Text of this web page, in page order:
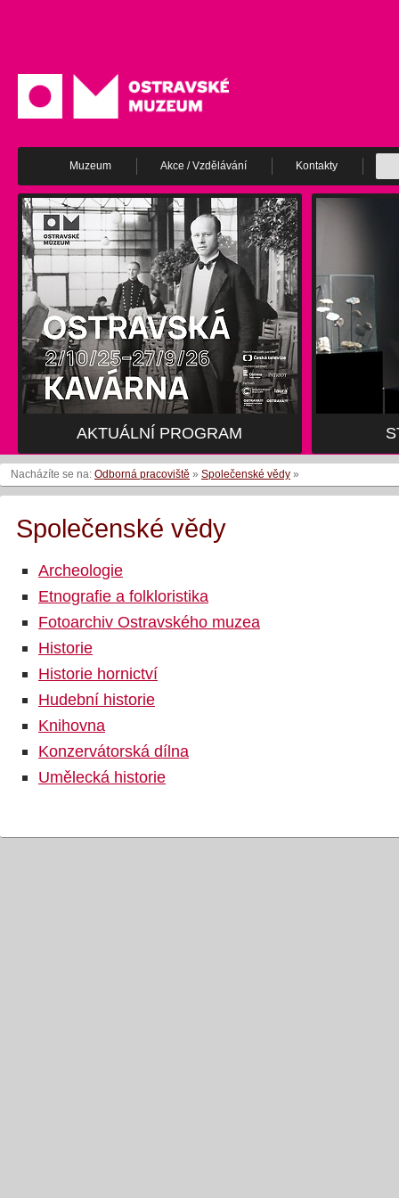
Muzeum Akce / Vzdělávání Kontakty
AKTUÁLNÍ PROGRAM
Nacházíte se na: Odborná pracoviště » Společenské vědy »
Společenské vědy
Archeologie
Etnografie a folkloristika
Fotoarchiv Ostravského muzea
Historie
Historie hornictví
Hudební historie
Knihovna
Konzervátorská dílna
Umělecká historie